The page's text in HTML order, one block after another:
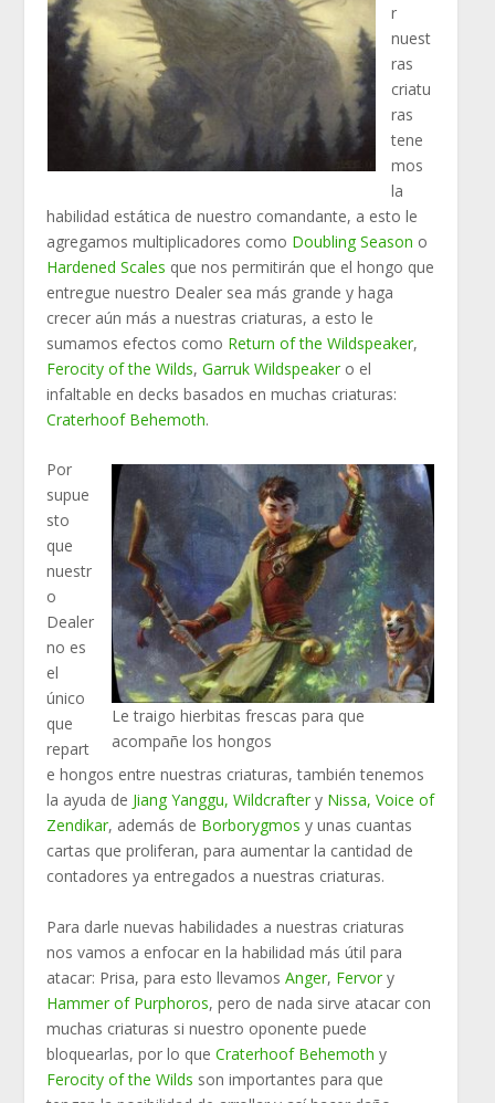
r
nuest
ras
criatu
ras
tene
mos
la
habilidad estática de nuestro comandante, a esto le
agregamos multiplicadores como Doubling Season o
Hardened Scales que nos permitirán que el hongo que
entregue nuestro Dealer sea más grande y haga
crecer aún más a nuestras criaturas, a esto le
sumamos efectos como Return of the Wildspeaker,
Ferocity of the Wilds,Garruk Wildspeaker o el
infaltable en decks basados en muchas criaturas:
Craterhoof Behemoth.
Le traigo hierbitas frescas para que
acompañe los hongos
Por
supue
sto
que
nuestr
o
Dealer
no es
el
único
que
repart
e hongos entre nuestras criaturas, también tenemos
la ayuda de Jiang Yanggu, Wildcrafter y Nissa, Voice of
Zendikar, además de Borborygmos y unas cuantas
cartas que proliferan, para aumentar la cantidad de
contadores ya entregados a nuestras criaturas.
Para darle nuevas habilidades a nuestras criaturas
nos vamos a enfocar en la habilidad más útil para
atacar: Prisa, para esto llevamosAnger, Fervor y
Hammer of Purphoros, pero de nada sirve atacar con
muchas criaturas si nuestro oponente puede
bloquearlas, por lo queCraterhoof Behemoth y
Ferocity of the Wilds son importantes para que